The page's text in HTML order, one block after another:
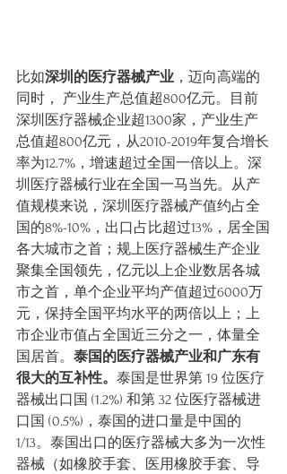
比如深圳的医疗器械产业 ，迈向高端的
同时， 产业生产总值超800亿元。目前
深圳医疗器械企业超1300家，产业生产
总值超800亿元，从2010-2019年复合增长
率为12.7%，增速超过全国一倍以上。深
圳医疗器械行业在全国一马当先。从产
值规模来说，深圳医疗器械产值约占全
国的8%-10%，出口占比超过13%，居全国
各大城市之首；规上医疗器械生产企业
聚集全国领先，亿元以上企业数居各城
市之首，单个企业平均产值超过6000万
元，保持全国平均水平的两倍以上；上
市企业市值占全国近三分之一，体量全
国居首。 泰国的医疗器械产业和广东有
很大的互补性。 泰国是世界第 19 位医疗
器械出口国 (1.2%) 和第 32 位医疗器械进
口国 (0.5%)，泰国的进口量是中国的
1/13。泰国出口的医疗器械大多为一次性
器械（如橡胶手套、医用橡胶手套、导